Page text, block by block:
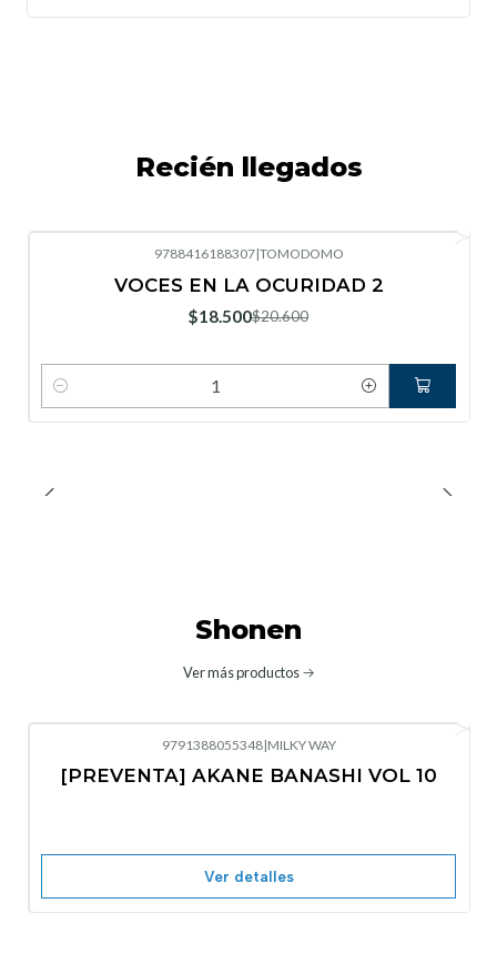
Recién llegados
9788416188307|TOMODOMO
VOCES EN LA OCURIDAD 2
$18.500$20.600
Cantidad
Shonen
Ver más productos
No disponible
9791388055348|MILKY WAY
[PREVENTA] AKANE BANASHI VOL 10
Ver detalles